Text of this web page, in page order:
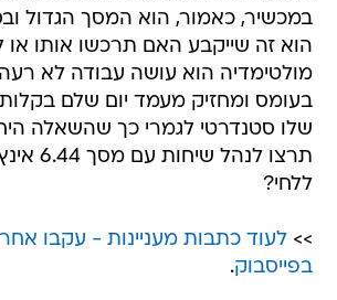
במכשיר, כאמור, הוא המסך הגדול
הוא זה שייקבע האם תרכשו אותו
מולטימדיה הוא עושה עבודה לא
בעומס ומחזיק מעמד יום שלם
שלו סטנדרטי לגמרי כך שהשאלה
תרצו לנהל
ללחי?
>>לעוד כתבות מעניינות - עקבו
בפייסבוק.